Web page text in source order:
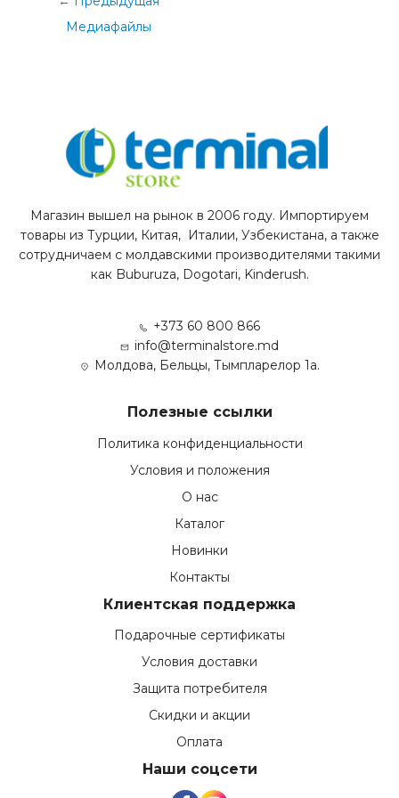
Медиафайлы
Магазин вышел на рынок в 2006 году. Импортируем
товары из Турции, Китая, Италии, Узбекистана, а также
сотрудничаем с молдавскими производителями такими
как Buburuza, Dogotari, Kinderush.
+373 60 800 866
info@terminalstore.md
Молдова, Бельцы, Тымпларелор 1а.
Полезные ссылки
Политика конфиденциальности
Условия и положения
О нас
Каталог
Новинки
Контакты
Клиентская поддержка
Подарочные сертификаты
Условия доставки
Защита потребителя
Скидки и акции
Оплата
Наши соцсети